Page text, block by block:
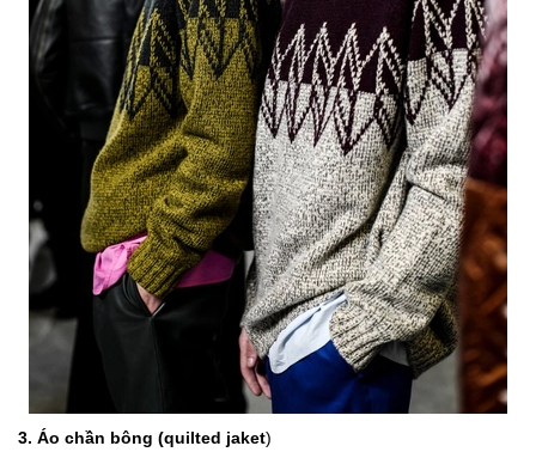
3. Áo chần bông (quilted jaket)